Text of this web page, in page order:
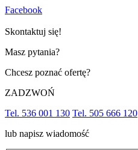
Facebook
Skontaktuj się!
Masz pytania?
Chcesz poznać ofertę?
ZADZWOŃ
Tel. 536 001 130 Tel. 505 666 120
lub napisz wiadomość